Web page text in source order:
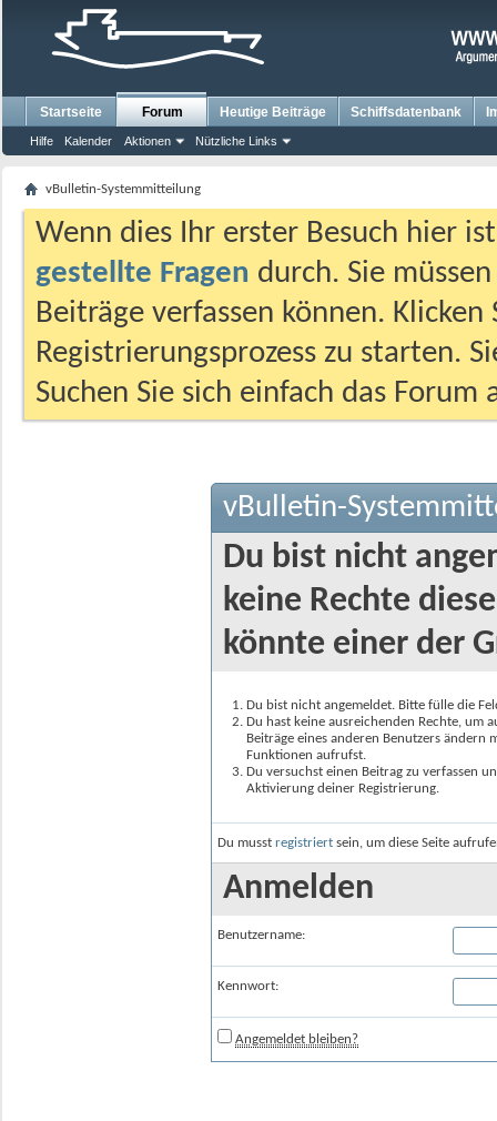
Startseite Forum
Hilfe Kalender Aktionen Nützliche Links
Heutige Beiträge Schiffsdatenbank
vBulletin-Systemmitteilung
Wenn dies Ihr erster Besuch hier
gestellte Fragen durch. Sie
Beiträge verfassen können.
Registrierungsprozess zu starten.
Suchen Sie sich einfach das
vBulletin-
Du bist nicht
keine Rechte
könnte einer der
Du bist nicht angemeldet. Bitte fülle die
Du hast keine ausreichenden Rechte, um
Beiträge eines anderen Benutzers
Funktionen aufrufst.
Du versuchst einen Beitrag zu verfassen
Aktivierung deiner Registrierung.
Du musst registriert sein, um diese Seite
Anmelden
Benutzername:
Kennwort:
Angemeldet bleiben?